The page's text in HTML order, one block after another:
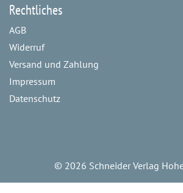
Rechtliches
AGB
Widerruf
Versand und Zahlung
Impressum
Datenschutz
© 2026 Schneider Verlag